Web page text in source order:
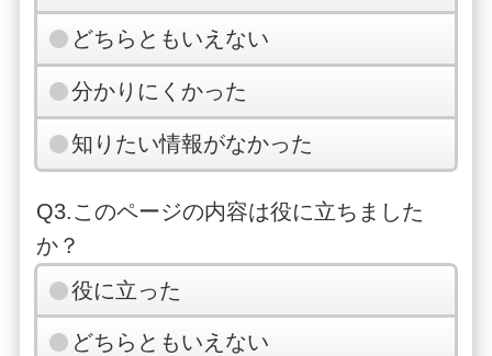
どちらともいえない
分かりにくかった
知りたい情報がなかった
Q3.このページの内容は役に立ちました
か？
役に立った
どちらともいえない